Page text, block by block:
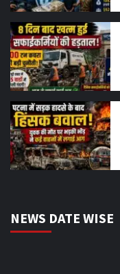
NEWS DATE WISE